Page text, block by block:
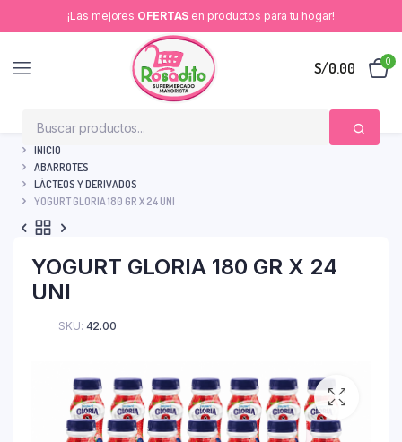
¡Las mejores OFERTAS en productos para tu hogar!
S/0.00 0
INICIO
ABARROTES
LÁCTEOS Y DERIVADOS
YOGURT GLORIA 180 GR X 24 UNI
YOGURT GLORIA 180 GR X 24
UNI
SKU: 42.00